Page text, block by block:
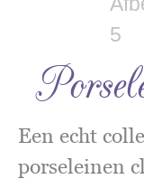
Een echt
porseleinen